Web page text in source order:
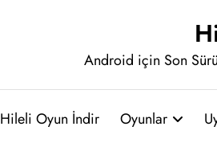
Android için Son
Hileli Oyun İndir Oyunlar